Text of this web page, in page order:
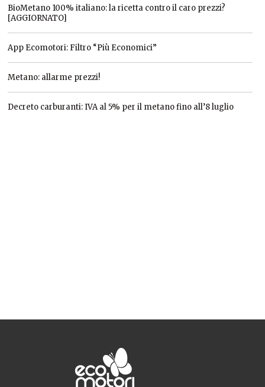
BioMetano 100% italiano: la ricetta contro il caro prezzi?
[AGGIORNATO]
App Ecomotori: Filtro “Più Economici”
Metano: allarme prezzi!
Decreto carburanti: IVA al 5% per il metano fino all’8 luglio